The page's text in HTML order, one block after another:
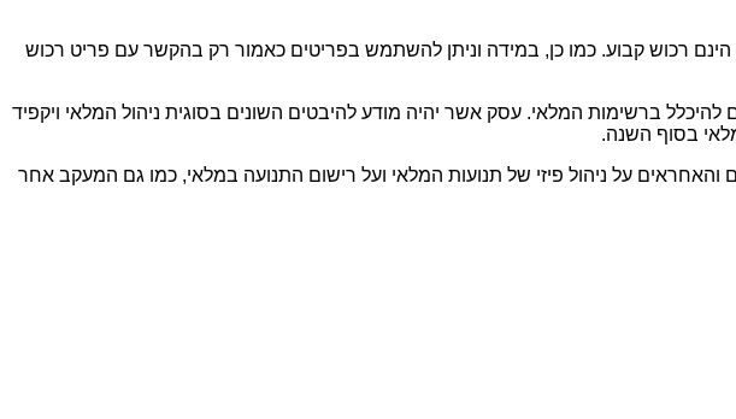
רכוש קבוע. כמו כן, במידה וניתן להשתמש בפריטים כאמור רק בהקשר עם פריט רכוש
ברשימות המלאי. עסק אשר יהיה מודע להיבטים השונים בסוגית ניהול המלאי ויקפיד
בסוף השנה.
על ניהול פיזי של תנועות המלאי ועל רישום התנועה במלאי, כמו גם המעקב אחר